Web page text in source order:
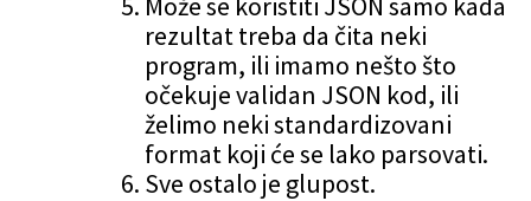
rezultat treba da čita neki
program, ili imamo nešto što
očekuje validan JSON kod, ili
želimo neki standardizovani
format koji će se lako parsovati.
Sve ostalo je glupost.